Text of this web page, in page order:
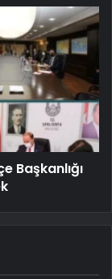
Başkanlığı